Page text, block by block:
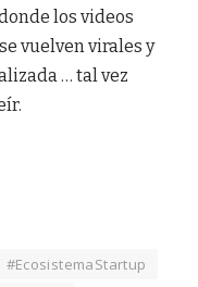
los videos
vuelven virales y
… tal vez
#EcosistemaStartup